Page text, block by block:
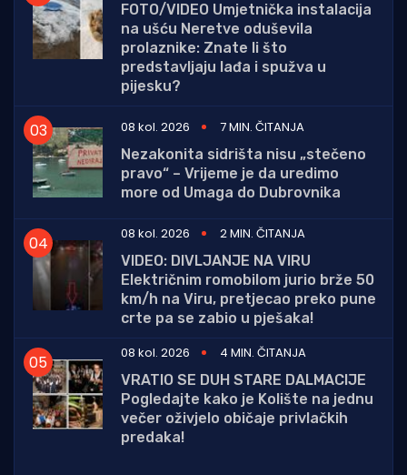
FOTO/VIDEO Umjetnička instalacija
na ušću Neretve oduševila
prolaznike: Znate li što
predstavljaju lađa i spužva u
pijesku?
08 kol. 2026
7 MIN. ČITANJA
Nezakonita sidrišta nisu „stečeno
pravo“ – Vrijeme je da uredimo
more od Umaga do Dubrovnika
08 kol. 2026
2 MIN. ČITANJA
VIDEO: DIVLJANJE NA VIRU
Električnim romobilom jurio brže 50
km/h na Viru, pretjecao preko pune
crte pa se zabio u pješaka!
08 kol. 2026
4 MIN. ČITANJA
VRATIO SE DUH STARE DALMACIJE
Pogledajte kako je Kolište na jednu
večer oživjelo običaje privlačkih
predaka!